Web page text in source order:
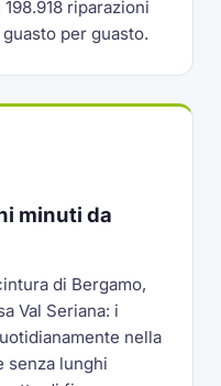
riparazioni
per guasto.
minuti da
di Bergamo,
Val Seriana: i
nella
senza lunghi